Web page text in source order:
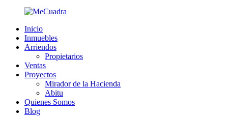
Inicio
Inmuebles
Arriendos
Propietarios
Ventas
Proyectos
Mirador de la Hacienda
Abitu
Quienes Somos
Blog